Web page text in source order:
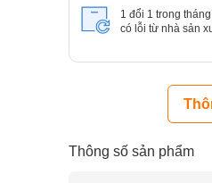
1 đổi 1 trong
có lỗi từ nhà sản
Thông số sản phẩm